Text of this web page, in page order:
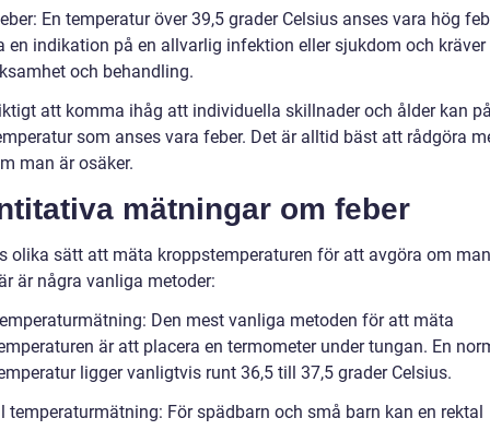
En temperatur över 39,5 grader Celsius anses vara hög
en indikation på en allvarlig infektion eller sjukdom och kräver
och behandling.
att komma ihåg att individuella skillnader och ålder kan
som anses vara feber. Det är alltid bäst att rådgöra
man är osäker.
mätningar om feber
olika sätt att mäta kroppstemperaturen för att avgöra om
är några vanliga metoder:
Den mest vanliga metoden för att mäta
är att placera en termometer under tungan. En
ligger vanligtvis runt 36,5 till 37,5 grader Celsius.
temperaturmätning: För spädbarn och små barn kan en rektal